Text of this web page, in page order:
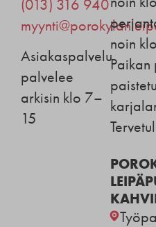
(013) 316 940
Asiakaspalvelu
palvelee
arkisin klo 7–
15
noin